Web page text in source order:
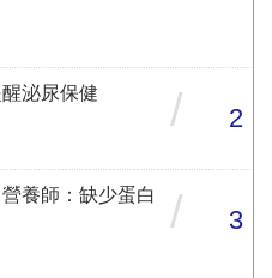
泌尿保健
/ 2
養師：缺少蛋白
/ 3